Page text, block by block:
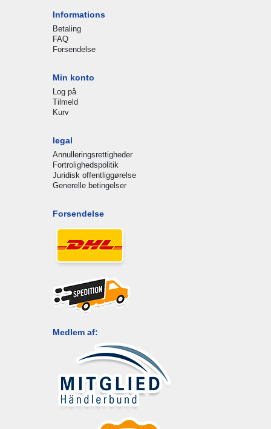
Informations
Betaling
FAQ
Forsendelse
Min konto
Log på
Tilmeld
Kurv
legal
Annulleringsrettigheder
Fortrolighedspolitik
Juridisk offentliggørelse
Generelle betingelser
Forsendelse
Medlem af: